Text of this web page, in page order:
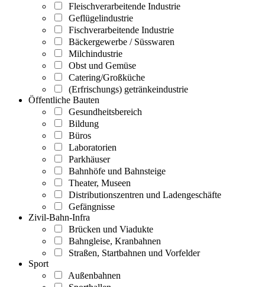
Fleischverarbeitende Industrie
Geflügelindustrie
Fischverarbeitende Industrie
Bäckergewerbe / Süsswaren
Milchindustrie
Obst und Gemüse
Catering/Großküche
(Erfrischungs) getränkeindustrie
Öffentliche Bauten
Gesundheitsbereich
Bildung
Büros
Laboratorien
Parkhäuser
Bahnhöfe und Bahnsteige
Theater, Museen
Distributionszentren und Ladengeschäfte
Gefängnisse
Zivil-Bahn-Infra
Brücken und Viadukte
Bahngleise, Kranbahnen
Straßen, Startbahnen und Vorfelder
Sport
Außenbahnen